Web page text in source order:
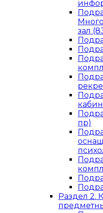
зал
пр)
Раздел 2.